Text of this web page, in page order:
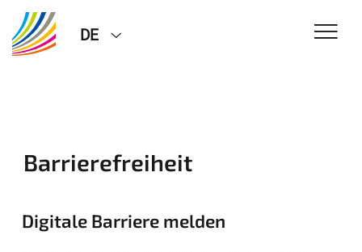
DE
Barrierefreiheit
Digitale Barriere melden